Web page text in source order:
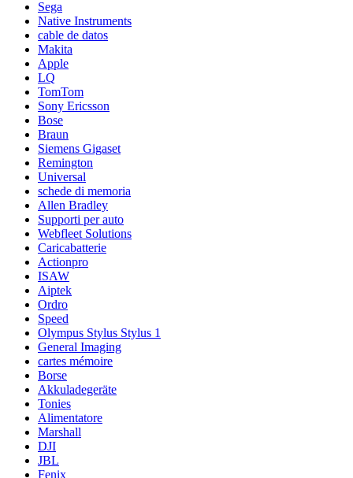
Sega
Native Instruments
cable de datos
Makita
Apple
LQ
TomTom
Sony Ericsson
Bose
Braun
Siemens Gigaset
Remington
Universal
schede di memoria
Allen Bradley
Supporti per auto
Webfleet Solutions
Caricabatterie
Actionpro
ISAW
Aiptek
Ordro
Speed
Olympus Stylus Stylus 1
General Imaging
cartes mémoire
Borse
Akkuladegeräte
Tonies
Alimentatore
Marshall
DJI
JBL
Fenix